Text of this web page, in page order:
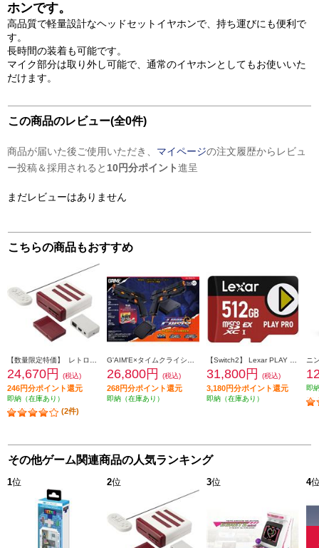
ホンです。
高品質で軽量設計なヘッドセットイヤホンで、持ち運びにも便利で
す。
⻑時間の装着も可能です。
マイク部分は取り外し可能で、通常のイヤホンとしてもお使いいた
だけます。
この商品のレビュー(全0件)
商品が届いた後ご使用いただき、 マイページの注文履歴からレビュ
ー投稿＆採用されると 10円分ポイント進呈
まだレビューはありません
こちらの商品もおすすめ
24,670円 (税込)
246円分ポイント還元
即納（在庫あり）
(2件)
26,800円 (税込)
268円分ポイント還元
即納（在庫あり）
31,800円 (税込)
3,180円分ポイント還元
即納（在庫あり）
即
その他ゲーム関連商品の人気ランキング
1位 2位 3位 4